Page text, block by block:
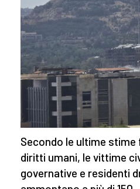
Secondo le ultime
diritti umani, le vittime
governative e residenti